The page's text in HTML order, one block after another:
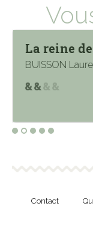
La reine
BUISSON Laure
Contact